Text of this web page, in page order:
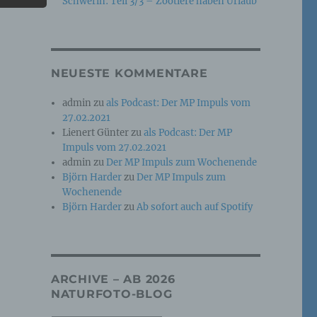
NEUESTE KOMMENTARE
admin zuals Podcast: Der MP Impuls vom
27.02.2021
Lienert Günterzuals Podcast: Der MP
Impuls vom 27.02.2021
admin zuDer MP Impuls zum Wochenende
Björn HarderzuDer MP Impuls zum
Wochenende
Björn HarderzuAb sofort auch auf Spotify
ARCHIVE – AB 2026
NATURFOTO-BLOG